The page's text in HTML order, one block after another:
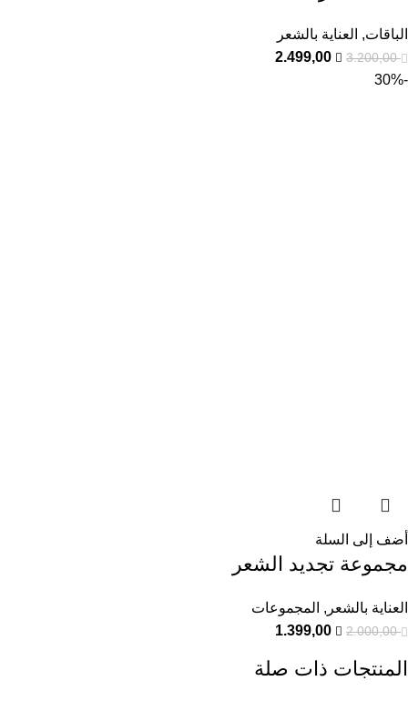
الباقات, العناية بالشعر
3.200,00
2.499,00
-30%
أضف إلى السلة
مجموعة تجديد الشعر
العناية بالشعر , المجموعات
2.000,00
1.399,00
المنتجات ذات صلة